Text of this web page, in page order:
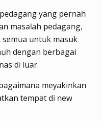
yang pernah
masalah pedagang,
semua untuk masuk
dengan berbagai
di luar.
meyakinkan
tempat di new